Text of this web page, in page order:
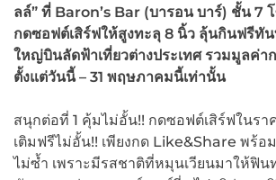
ลล์” ที่ Baron’s Bar (บารอน บาร์) ชั้น 7
กดซอฟต์เสิร์ฟให้สูงทะลุ 8 นิ้ว ลุ้นกินฟรีทั
ใหญ่บินลัดฟ้าเที่ยวต่างประเทศ รวมมูลค่า
ตั้งแต่วันนี้ – 31 พฤษภาคมนี้เท่านั้น
สนุกต่อที่ 1 คุ้มไม่อั้น!! กดซอฟต์เสิร์ฟในรา
เติมฟรีไม่อั้น!! เพียงกด Like&Share พร้อ
ไม่ซ้ำ เพราะมีรสชาติที่หมุนเวียนมาให้ฟิน